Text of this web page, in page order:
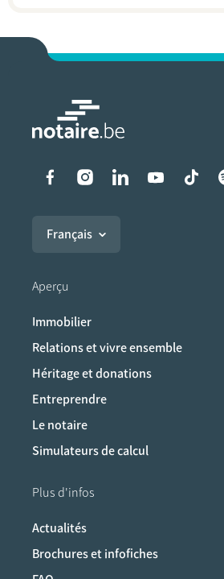
Liens vers les
Français
Aperçu
Immobilier
Relations et vivre ensemble
Héritage et donations
Entreprendre
Le notaire
Simulateurs de calcul
Plus d'infos
Actualités
Brochures et infofiches